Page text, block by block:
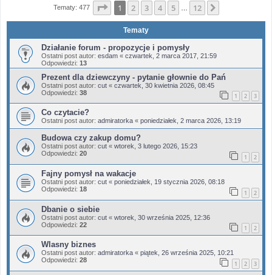
Tematy: 477 Strona1 z12
1 2 3 4 5 12
Tematy
Działanie forum - propozycje i pomysły
Ostatni post autor: esdam « czwartek, 2 marca 2017, 21:59
Odpowiedzi: 13
Prezent dla dziewczyny - pytanie głownie do Pań
Ostatni post autor: cut « czwartek, 30 kwietnia 2026, 08:45
Odpowiedzi: 38 1 2 3
Co czytacie?
Ostatni post autor: admiratorka « poniedziałek, 2 marca 2026, 13:19
Budowa czy zakup domu?
Ostatni post autor: cut « wtorek, 3 lutego 2026, 15:23
Odpowiedzi: 20 1 2
Fajny pomysł na wakacje
Ostatni post autor: cut « poniedziałek, 19 stycznia 2026, 08:18
Odpowiedzi: 18 1 2
Dbanie o siebie
Ostatni post autor: cut « wtorek, 30 września 2025, 12:36
Odpowiedzi: 22 1 2
Wlasny biznes
Ostatni post autor: admiratorka « piątek, 26 września 2025, 10:21
Odpowiedzi: 28 1 2 3